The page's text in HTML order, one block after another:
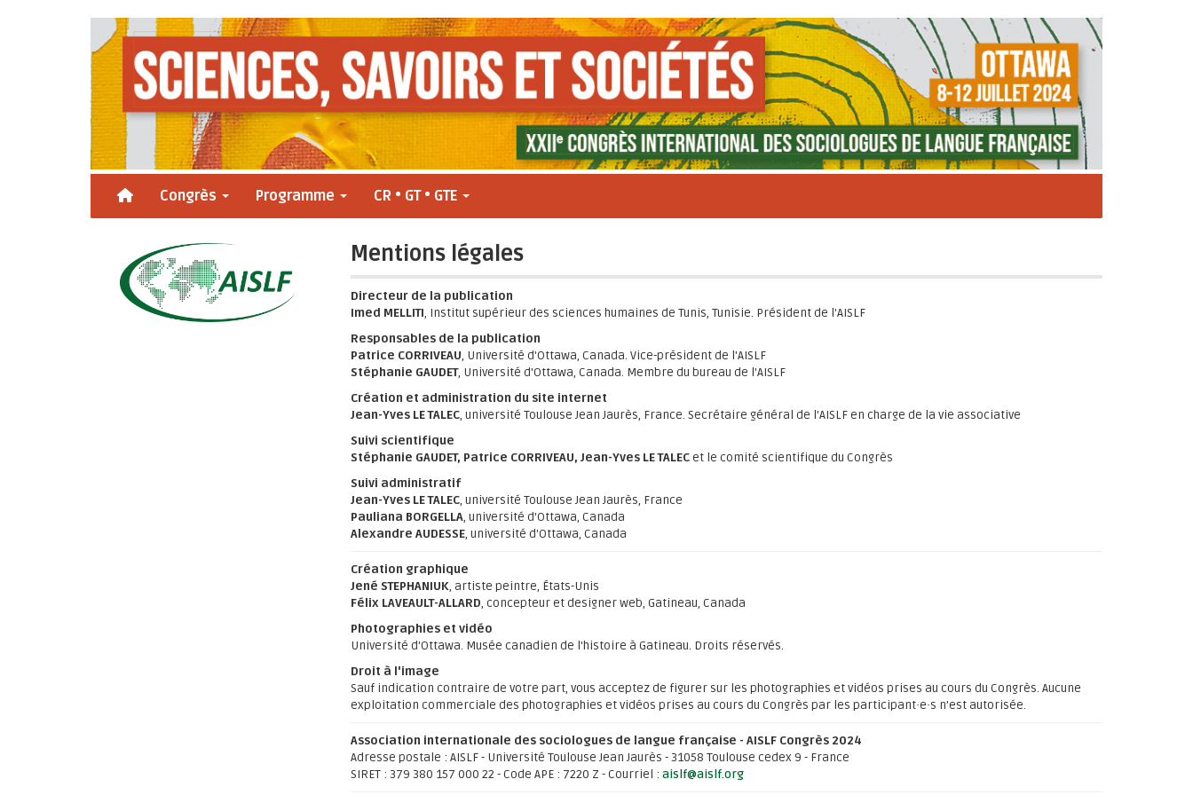
AccueilCongrès Programme CR • GT • GTE
Mentions légales
Directeur de la publication
Imed MELLITI, Institut supérieur des sciences humaines de Tunis, Tunisie. Président de l'AISLF
Responsables de la publication
Patrice CORRIVEAU, Université d'Ottawa, Canada. Vice-président de l'AISLF
Stéphanie GAUDET, Université d'Ottawa, Canada. Membre du bureau de l'AISLF
Création et administration du site internet
Jean-Yves LE TALEC, université Toulouse Jean Jaurès, France. Secrétaire général de l'AISLF en charge de la vie associative
Suivi scientifique
Stéphanie GAUDET, Patrice CORRIVEAU, Jean-Yves LE TALECet le comité scientifique du Congrès
Suivi administratif
Jean-Yves LE TALEC, université Toulouse Jean Jaurès, France
Pauliana BORGELLA, université d'Ottawa, Canada
Alexandre AUDESSE, université d'Ottawa, Canada
Création graphique
Jené STEPHANIUK, artiste peintre, États-Unis
Félix LAVEAULT-ALLARD, concepteur et designer web, Gatineau, Canada
Photographies et vidéo
Université d'Ottawa. Musée canadien de l'histoire à Gatineau. Droits réservés.
Droit à l'image
Sauf indication contraire de votre part, vous acceptez de figurer sur les photographies et vidéos prises au cours du Congrès. Aucune
exploitation commerciale des photographies et vidéos prises au cours du Congrès par les participant·e·s n’est autorisée.
Association internationale des sociologues de langue française - AISLF Congrès 2024
Adresse postale : AISLF - Université Toulouse Jean Jaurès - 31058 Toulouse cedex 9 - France
SIRET : 379 380 157 000 22 - Code APE : 7220 Z - Courriel : aislf@aislf.org